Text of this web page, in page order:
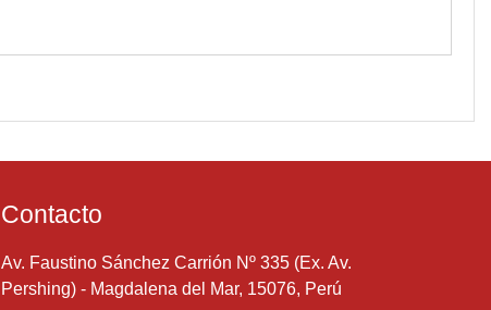
Contacto
Av. Faustino Sánchez Carrión Nº 335 (Ex. Av.
Pershing) - Magdalena del Mar, 15076, Perú